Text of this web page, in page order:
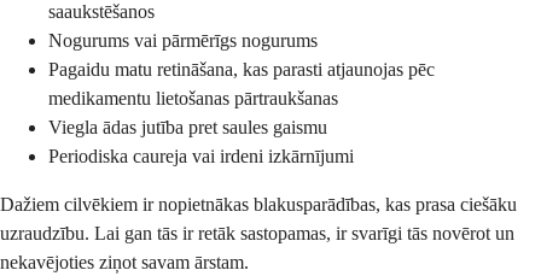
saaukstēšanos
Nogurums vai pārmērīgs nogurums
Pagaidu matu retināšana, kas parasti atjaunojas pēc
medikamentu lietošanas pārtraukšanas
Viegla ādas jutība pret saules gaismu
Periodiska caureja vai irdeni izkārnījumi
Dažiem cilvēkiem ir nopietnākas blakusparādības, kas prasa ciešāku
uzraudzību. Lai gan tās ir retāk sastopamas, ir svarīgi tās novērot un
nekavējoties ziņot savam ārstam.